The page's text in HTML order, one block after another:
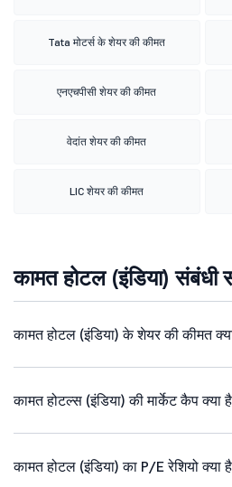
Tata मोटर्स के शेयर की कीमत
एनएचपीसी शेयर की कीमत
वेदांत शेयर की कीमत
LIC शेयर की कीमत
कामत होटल (इंडिया) संबंधी
कामत होटल (इंडिया) के शेयर की कीमत
कामत होटल्स (इंडिया) की मार्केट कैप क्या
कामत होटल (इंडिया) का P/E रेशियो क्या